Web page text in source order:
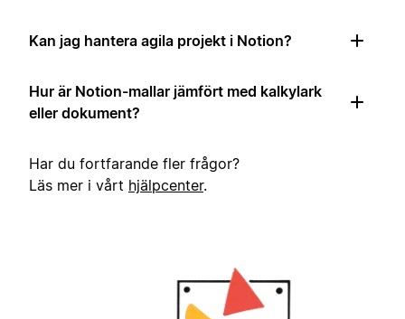
Kan jag hantera agila projekt i Notion?
Hur är Notion-mallar jämfört med kalkylark
eller dokument?
Har du fortfarande fler frågor?
Läs mer i vårt hjälpcenter.